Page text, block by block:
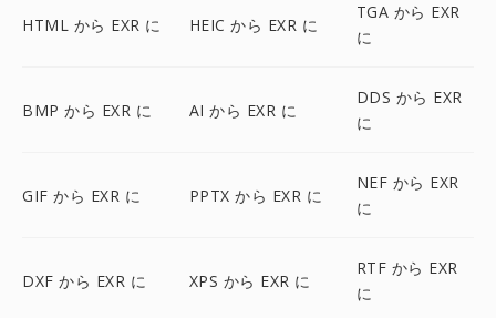
HTML から EXR に HEIC から EXR に
TGA から EXR
に
BMP から EXR に AI から EXR に
DDS から EXR
に
GIF から EXR に PPTX から EXR に
NEF から EXR
に
DXF から EXR に XPS から EXR に
RTF から EXR
に